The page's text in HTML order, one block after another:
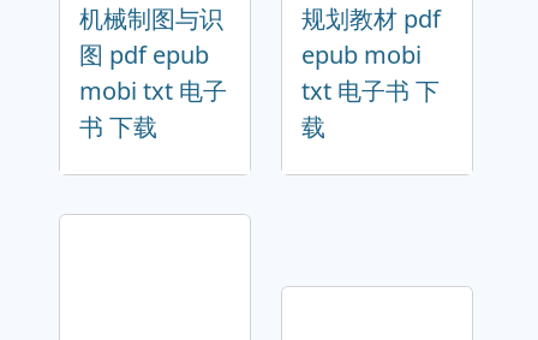
机械制图与识
图 pdf epub
mobi txt 电子
书 下载
规划教材 pdf
epub mobi
txt 电子书 下
载